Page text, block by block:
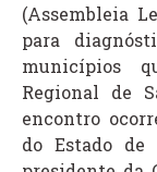
(Assembleia
para
municípios
Regional de
encontro
do Estado